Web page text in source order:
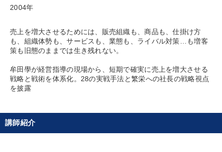
2004年
売上を増大させるためには、販売組織も、商品も、仕掛け方
も、組織体勢も、サービスも、業態も、ライバル対策…も増客
策も旧態のままでは生き残れない。
牟田學が経営指導の現場から、短期で確実に売上を増大させる
戦略と戦術を体系化。28の実戦手法と繁栄への社長の戦略視点
を披露
講師紹介